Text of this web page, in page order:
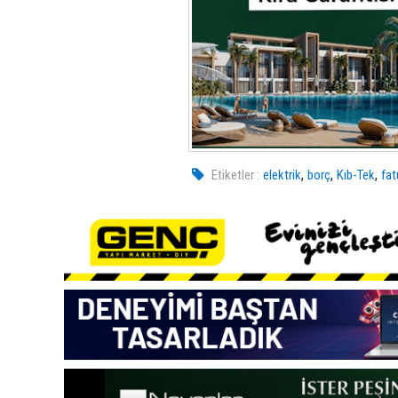
Etiketler : elektrik,borç,Kıb-Tek,